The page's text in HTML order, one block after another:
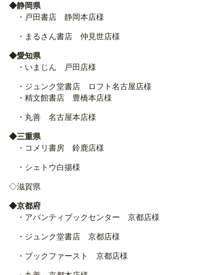
◆静岡県
・戸田書店 静岡本店様
・まるさん書店 仲見世店様
◆愛知県
・いまじん 戸田店様
・ジュンク堂書店 ロフト名古屋店様
・精文館書店 豊橋本店様
・丸善 名古屋本店様
◆三重県
・コメリ書房 鈴鹿店様
・シェトウ白揚様
◇滋賀県
◆京都府
・アバンティブックセンター 京都店様
・ジュンク堂書店 京都店様
・ブックファースト 京都店様